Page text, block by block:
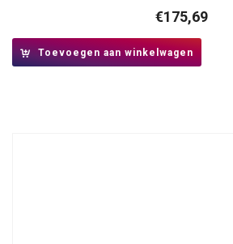
€175,69
Toevoegen aan winkelwagen